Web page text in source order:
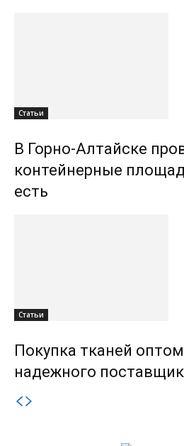
Статьи
В Горно-Алтайске
контейнерные
есть
Статьи
Покупка тканей
надежного